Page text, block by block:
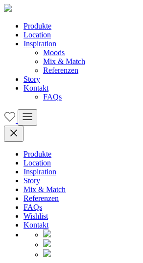
Produkte
Location
Inspiration
Moods
Mix & Match
Referenzen
Story
Kontakt
FAQs
Produkte
Location
Inspiration
Story
Mix & Match
Referenzen
FAQs
Wishlist
Kontakt